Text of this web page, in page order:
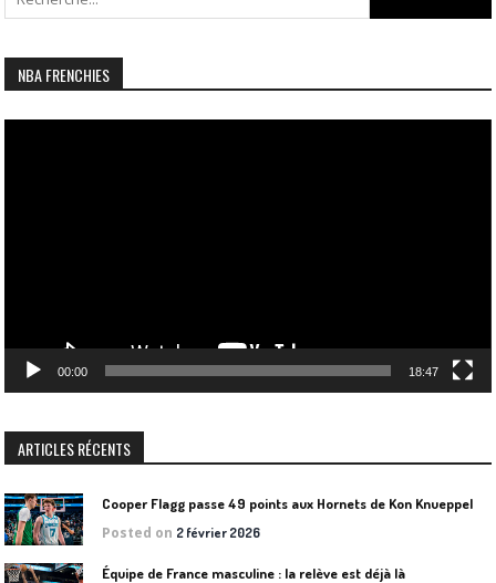
for:
NBA FRENCHIES
00:00 18:47
ARTICLES RÉCENTS
Cooper Flagg passe 49 points aux Hornets de Kon Knueppel
Posted on 2 février 2026
Équipe de France masculine : la relève est déjà là